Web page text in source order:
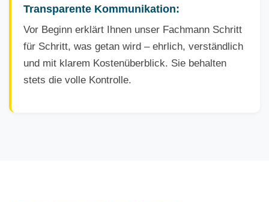
Transparente Kommunikation:
Vor Beginn erklärt Ihnen unser Fachmann Schritt
für Schritt, was getan wird – ehrlich, verständlich
und mit klarem Kostenüberblick. Sie behalten
stets die volle Kontrolle.